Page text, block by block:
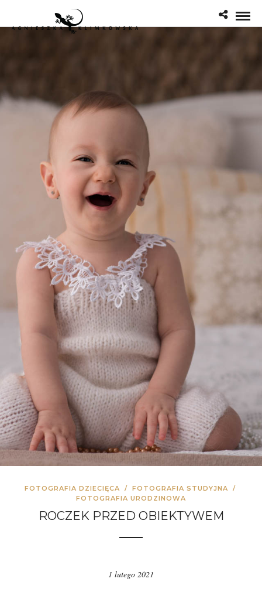
FOTOGRAFIA DZIECIĘCA / FOTOGRAFIA STUDYJNA /
FOTOGRAFIA URODZINOWA
ROCZEK PRZED OBIEKTYWEM
1 lutego 2021